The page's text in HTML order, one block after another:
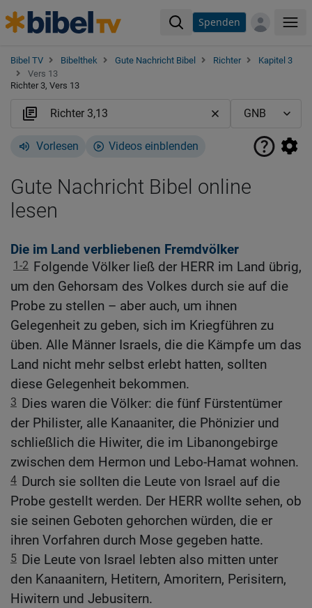
Spenden
Bibel TV Bibelthek Gute Nachricht Bibel Richter
Kapitel 3
Vers 13
Richter 3, Vers 13
Vorlesen Videos einblenden
Gute Nachricht Bibel online
lesen
Die im Land verbliebenen Fremdvölker
1-2 Folgende Völker ließ der HERR im Land übrig,
um den Gehorsam des Volkes durch sie auf die
Probe zu stellen – aber auch, um ihnen
Gelegenheit zu geben, sich im Kriegführen zu
üben. Alle Männer Israels, die die Kämpfe um das
Land nicht mehr selbst erlebt hatten, sollten
diese Gelegenheit bekommen.
3 Dies waren die Völker: die fünf Fürstentümer
der Philister, alle Kanaaniter, die Phönizier und
schließlich die Hiwiter, die im Libanongebirge
zwischen dem Hermon und Lebo-Hamat wohnen.
4 Durch sie sollten die Leute von Israel auf die
Probe gestellt werden. Der HERR wollte sehen, ob
sie seinen Geboten gehorchen würden, die er
ihren Vorfahren durch Mose gegeben hatte.
5 Die Leute von Israel lebten also mitten unter
den Kanaanitern, Hetitern, Amoritern, Perisitern,
Hiwitern und Jebusitern.